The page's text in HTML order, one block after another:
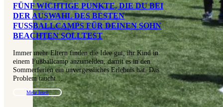
FÜNF WICHTIGE PUNKTE, DIE DU BEI
DER AUSWAHL DES BESTEN
FUSSBALLCAMPS FÜR DEINEN SOHN B
EACHTEN SOLLTEST
Immer mehr Eltern finden die Idee gut, ihr Kind in
einem Fußballcamp anzumelden, damit es in den
Sommerferien ein unvergessliches Erlebnis hat. Das
Problem taucht…
Mehr lesen